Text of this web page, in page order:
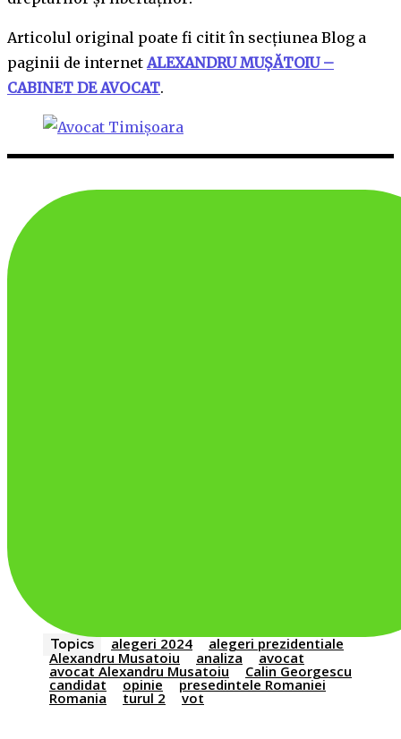
Articolul original poate fi citit în secțiunea Blog a
paginii de internet ALEXANDRU MUȘĂTOIU –
CABINET DE AVOCAT.
Topics alegeri 2024
alegeri prezidentiale
Alexandru Musatoiu
analiza avocat
avocat Alexandru Musatoiu Calin Georgescu
candidat opinie presedintele Romaniei
Romania turul 2 vot